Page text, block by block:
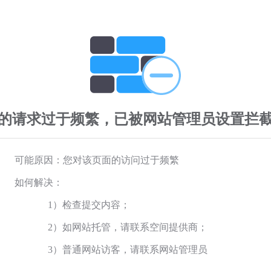
请求过于频繁，已被网站管理员设置拦
可能原因：您对该页面的访问过于频繁
如何解决：
1）检查提交内容；
2）如网站托管，请联系空间提供商；
3）普通网站访客，请联系网站管理员